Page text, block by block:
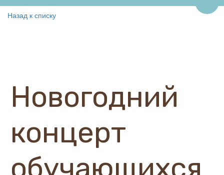
Назад к списку
Новогодний
концерт